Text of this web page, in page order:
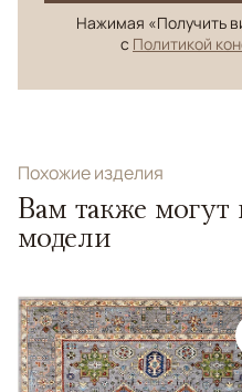
Нажимая «Получить
с Политикой
Похожие изделия
Вам также могут
модели